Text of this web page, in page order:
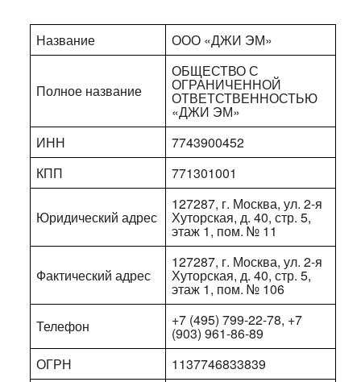
Название ООО «ДЖИ ЭМ»
Полное название
ОБЩЕСТВО С
ОГРАНИЧЕННОЙ
ОТВЕТСТВЕННОСТЬЮ
«ДЖИ ЭМ»
ИНН
7743900452
КПП
771301001
Юридический адрес
127287, г. Москва, ул. 2-я
Хуторская, д. 40, стр. 5,
этаж 1, пом. № 11
Фактический адрес
127287, г. Москва, ул. 2-я
Хуторская, д. 40, стр. 5,
этаж 1, пом. № 106
Телефон
+7 (495) 799-22-78, +7
(903) 961-86-89
ОГРН
1137746833839